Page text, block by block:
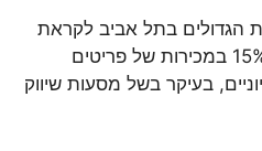
הגדולים בתל אביב לקראת
פסח 2026 הראה גידול של 15% במכירות של פריטים
בעיקר בשל מסעות שיווק